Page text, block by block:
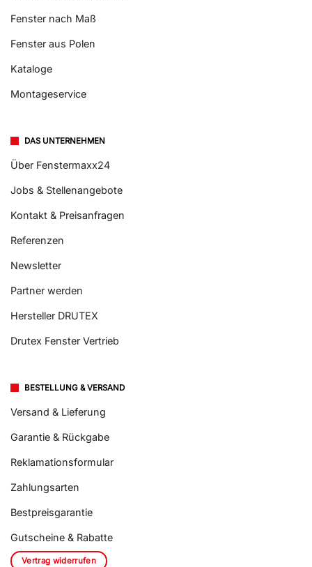
Fenster nach Maß
Fenster aus Polen
Kataloge
Montageservice
DAS UNTERNEHMEN
Über Fenstermaxx24
Jobs & Stellenangebote
Kontakt & Preisanfragen
Referenzen
Newsletter
Partner werden
Hersteller DRUTEX
Drutex Fenster Vertrieb
BESTELLUNG & VERSAND
Versand & Lieferung
Garantie & Rückgabe
Reklamationsformular
Zahlungsarten
Bestpreisgarantie
Gutscheine & Rabatte
Vertrag widerrufen